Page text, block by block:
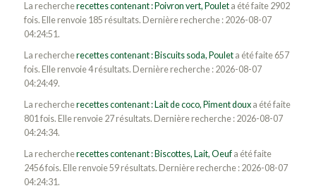
La rechercherecettes contenant : Poivron vert, Pouleta été faite 2902
fois. Elle renvoie 185 résultats. Dernière recherche : 2026-08-07
04:24:51.
La rechercherecettes contenant : Biscuits soda, Pouleta été faite 657
fois. Elle renvoie 4 résultats. Dernière recherche : 2026-08-07
04:24:49.
La rechercherecettes contenant : Lait de coco, Piment douxa été faite
801 fois. Elle renvoie 27 résultats. Dernière recherche : 2026-08-07
04:24:34.
La rechercherecettes contenant : Biscottes, Lait, Oeufa été faite
2456 fois. Elle renvoie 59 résultats. Dernière recherche : 2026-08-07
04:24:31.